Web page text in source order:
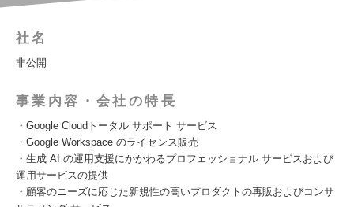
社名
非公開
事業内容・会社の特長
・Google Cloudトータル サポート サービス
・Google Workspace のライセンス販売
・生成 AI の運用支援にかかわるプロフェッショナル サービスおよび
運用サービスの提供
・顧客のニーズに応じた新規性の高いプロダクトの再販およびコンサ